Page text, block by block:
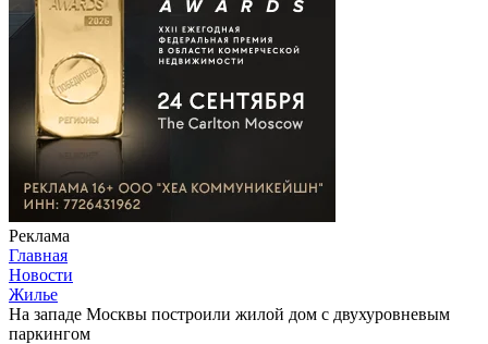
Реклама
Главная
Новости
Жилье
На западе Москвы построили жилой дом с двухуровневым
паркингом